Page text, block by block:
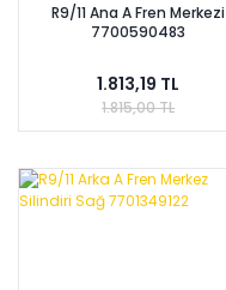
R9/11 Ana A Fren Merkezi
7700590483
1.813,19 TL
1.815,00 TL